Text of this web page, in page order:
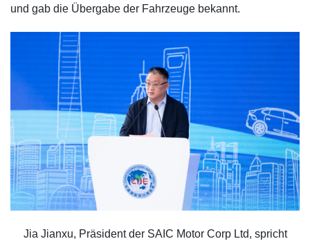
und gab die Übergabe der Fahrzeuge bekannt.
Jia Jianxu, Präsident der SAIC Motor Corp Ltd, spricht